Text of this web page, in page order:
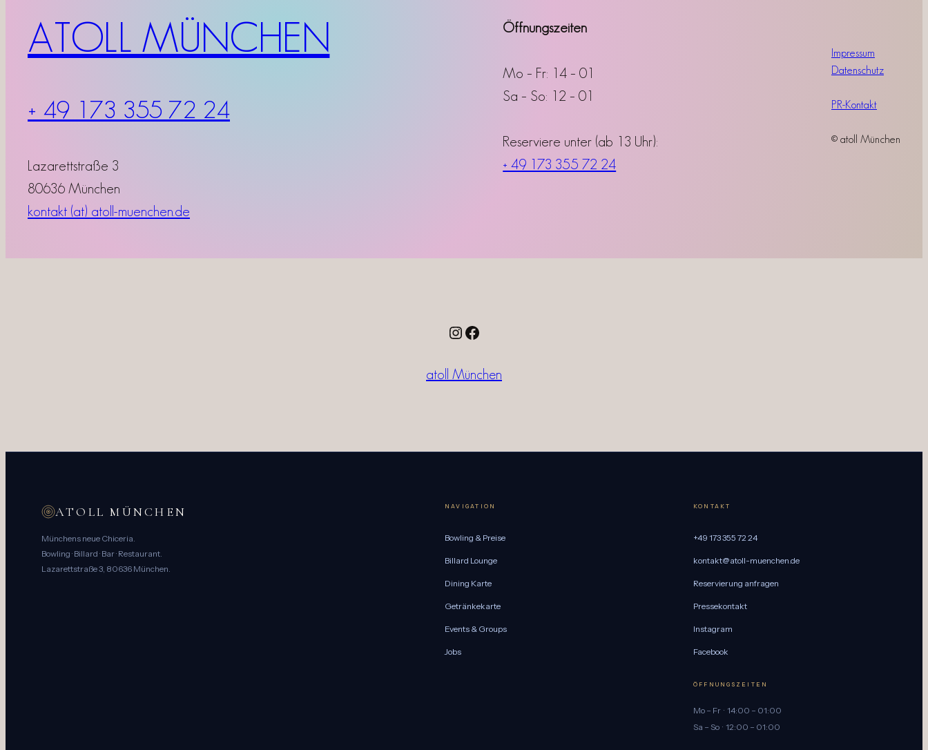
ATOLL MÜNCHEN
+ 49 173 355 72 24
Lazarettstraße 3
80636 München
kontakt (at) atoll-muenchen.de
Öffnungszeiten
Mo – Fr: 14 – 01
Sa – So: 12 – 01
Reserviere unter (ab 13 Uhr):
+ 49 173 355 72 24
Impressum
Datenschutz
PR-Kontakt
© atoll München
Instagram
Facebook
atoll München
ATOLL MÜNCHEN
Münchens neue Chiceria.
Bowling · Billard · Bar · Restaurant.
Lazarettstraße 3, 80636 München.
NAVIGATION
Bowling & Preise
Billard Lounge
Dining Karte
Getränkekarte
Events & Groups
Jobs
KONTAKT
+49 173 355 72 24
kontakt@atoll-muenchen.de
Reservierung anfragen
Pressekontakt
Instagram
Facebook
ÖFFNUNGSZEITEN
Mo – Fr · 14:00 – 01:00
Sa – So · 12:00 – 01:00